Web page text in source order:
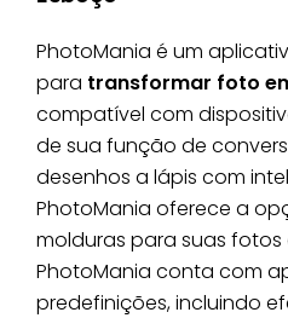
PhotoMania é um
para transformar foto
compatível com
de sua função de
desenhos a lápis com
PhotoMania oferece a
molduras para suas fotos
PhotoMania conta com
predefinições, incluindo